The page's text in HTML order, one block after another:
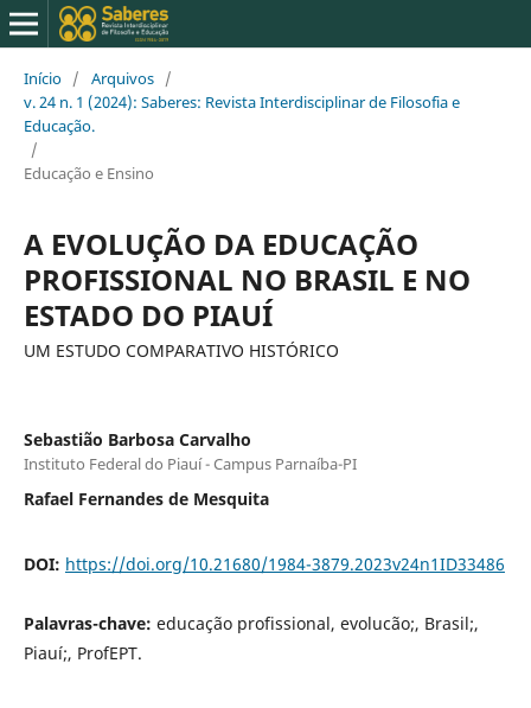
Início / Arquivos /
v. 24 n. 1 (2024): Saberes: Revista Interdisciplinar de Filosofia e
Educação.
/
Educação e Ensino
A EVOLUÇÃO DA EDUCAÇÃO
PROFISSIONAL NO BRASIL E NO
ESTADO DO PIAUÍ
UM ESTUDO COMPARATIVO HISTÓRICO
Sebastião Barbosa Carvalho
Instituto Federal do Piauí - Campus Parnaíba-PI
Rafael Fernandes de Mesquita
DOI: https://doi.org/10.21680/1984-3879.2023v24n1ID33486
Palavras-chave: educação profissional, evolucão;, Brasil;,
Piauí;, ProfEPT.